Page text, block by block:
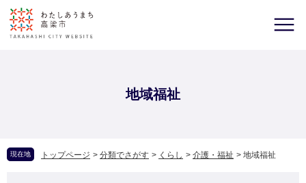
地域福祉
現在地 トップページ > 分類でさがす > くらし > 介護・福祉 > 地域福祉